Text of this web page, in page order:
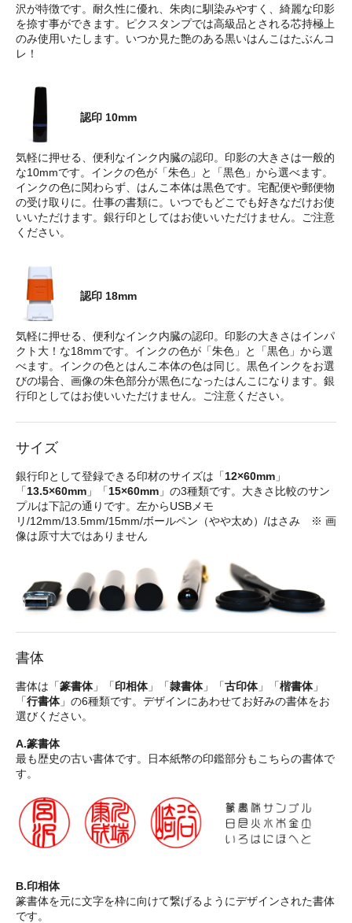
沢が特徴です。耐久性に優れ、朱肉に馴染みやすく、綺麗な印影
を捺す事ができます。ピクスタンプでは高級品とされる芯持極上
のみ使用いたします。いつか見た艶のある黒いはんこはたぶんコ
レ！
認印 10mm
気軽に押せる、便利なインク内臓の認印。印影の大きさは一般的
な10mmです。インクの色が「朱色」と「黒色」から選べます。
インクの色に関わらず、はんこ本体は黒色です。宅配便や郵便物
の受け取りに。仕事の書類に。いつでもどこでも好きなだけお使
いいただけます。銀行印としてはお使いいただけません。ご注意
ください。
認印 18mm
気軽に押せる、便利なインク内臓の認印。印影の大きさはインパ
クト大！な18mmです。インクの色が「朱色」と「黒色」から選
べます。インクの色とはんこ本体の色は同じ。黒色インクをお選
びの場合、画像の朱色部分が黒色になったはんこになります。銀
行印としてはお使いいただけません。ご注意ください。
サイズ
銀行印として登録できる印材のサイズは「12×60mm 」
「13.5×60mm 」「15×60mm 」の3種類です。大きさ比較のサン
プルは下記の通りです。左からUSBメモ
リ/12mm/13.5mm/15mm/ボールペン（やや太め）/はさみ ※ 画
像は原寸大ではありません
書体
書体は「篆書体」「印相体」「隷書体」「古印体」「楷書体」
「行書体」の6種類です。デザインにあわせてお好みの書体をお
選びください。
A.篆書体
最も歴史の古い書体です。日本紙幣の印鑑部分もこちらの書体で
す。
B.印相体
篆書体を元に文字を枠に向けて繋げるようにデザインされた書体
です。